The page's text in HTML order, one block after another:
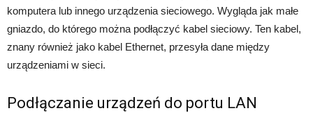
komputera lub innego urządzenia sieciowego. Wygląda jak małe
gniazdo, do którego można podłączyć kabel sieciowy. Ten kabel,
znany również jako kabel Ethernet, przesyła dane między
urządzeniami w sieci.
Podłączanie urządzeń do portu LAN